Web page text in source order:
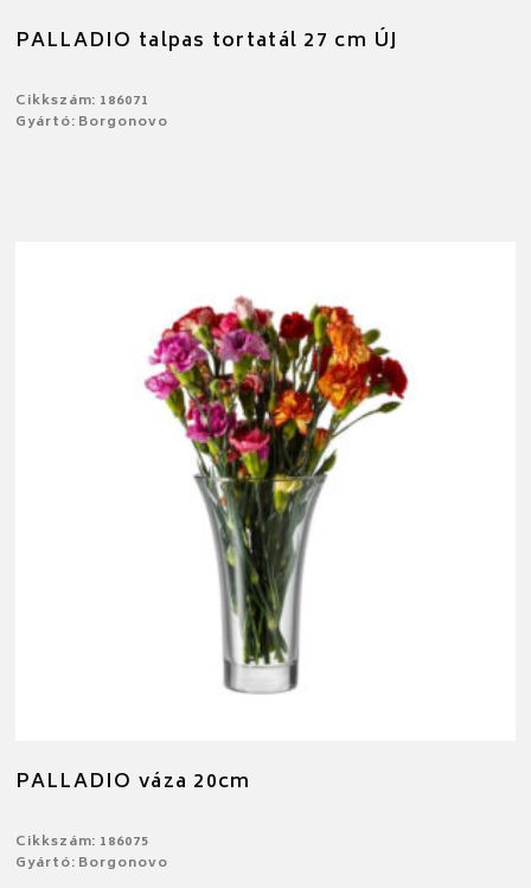
PALLADIO talpas tortatál 27 cm ÚJ
Cikkszám: 186071
Gyártó: Borgonovo
PALLADIO váza 20cm
Cikkszám: 186075
Gyártó: Borgonovo